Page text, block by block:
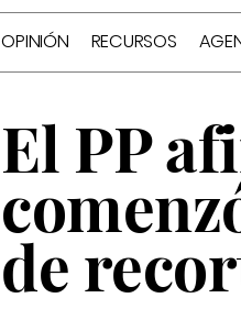
OPINIÓN RECURSOS
El PP
de